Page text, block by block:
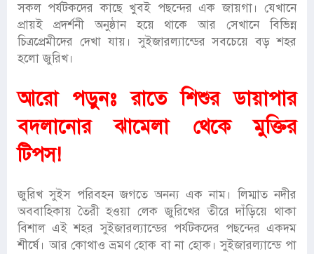
সকল পর্যটকদের কাছে খুবই পছন্দের এক জায়গা। যেখানে
প্রায়ই প্রদর্শনী অনুষ্ঠান হয়ে থাকে আর সেখানে বিভিন্ন
চিত্রপ্রেমীদের দেখা যায়। সুইজারল্যান্ডের সবচেয়ে বড় শহর
হলো জুরিখ।
আরো পড়ুনঃরাতে শিশুর ডায়াপার
বদলানোর ঝামেলা থেকে মুক্তির
টিপস!
জুরিখ সুইস পরিবহন জগতে অনন্য এক নাম। লিম্মাত নদীর
অববাহিকায় তৈরী হওয়া লেক জুরিখের তীরে দাঁড়িয়ে থাকা
বিশাল এই শহর সুইজারল্যান্ডের পর্যটকদের পছন্দের একদম
শীর্ষে। আর কোথাও ভ্রমণ হোক বা না হোক। সুইজারল্যান্ডে পা